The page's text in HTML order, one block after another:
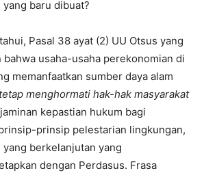
baru dibuat?
Pasal 38 ayat (2) UU Otsus yang
usaha-usaha perekonomian di
memanfaatkan sumber daya alam
menghormati hak-hak masyarakat
kepastian hukum bagi
prinsip pelestarian lingkungan,
berkelanjutan yang
dengan Perdasus. Frasa